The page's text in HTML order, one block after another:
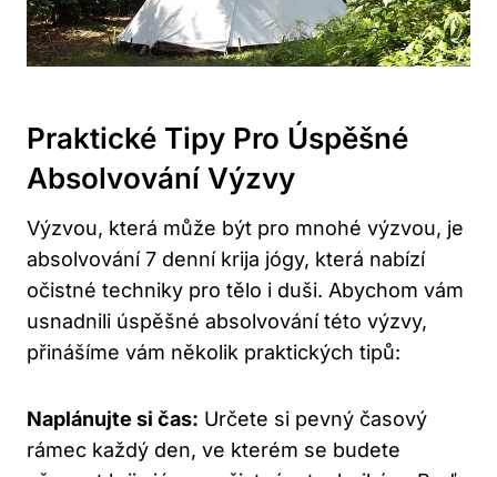
Praktické Tipy Pro​ Úspěšné ​
Absolvování ⁢výzvy
Výzvou, která může být pro mnohé výzvou, ‌je
‍absolvování⁣ 7 denní krija jógy, ​která nabízí
očistné techniky pro tělo i duši. ⁤Abychom vám
usnadnili ⁢úspěšné absolvování této⁣ výzvy,
‌přinášíme vám několik​ praktických tipů:
Naplánujte si čas: Určete si pevný časový
rámec každý den, ve​ kterém se budete